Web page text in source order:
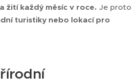
žití každý měsíc v roce. Je proto
turistiky nebo lokací pro